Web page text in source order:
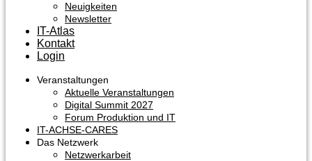
Neuigkeiten
Newsletter
IT-Atlas
Kontakt
Login
Veranstaltungen
Aktuelle Veranstaltungen
Digital Summit 2027
Forum Produktion und IT
IT-ACHSE-CARES
Das Netzwerk
Netzwerkarbeit